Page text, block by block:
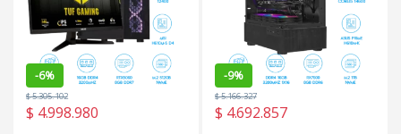
-6%
$ 4.998.980
$5.305.102
-9%
$ 4.692.857
$5.166.327